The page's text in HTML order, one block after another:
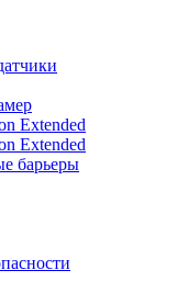
Extended
Extended
барьеры